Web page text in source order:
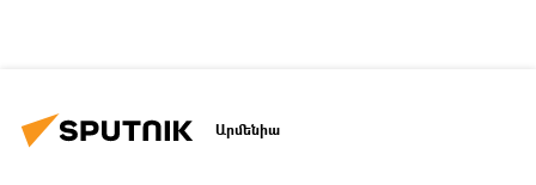
Արմենիա